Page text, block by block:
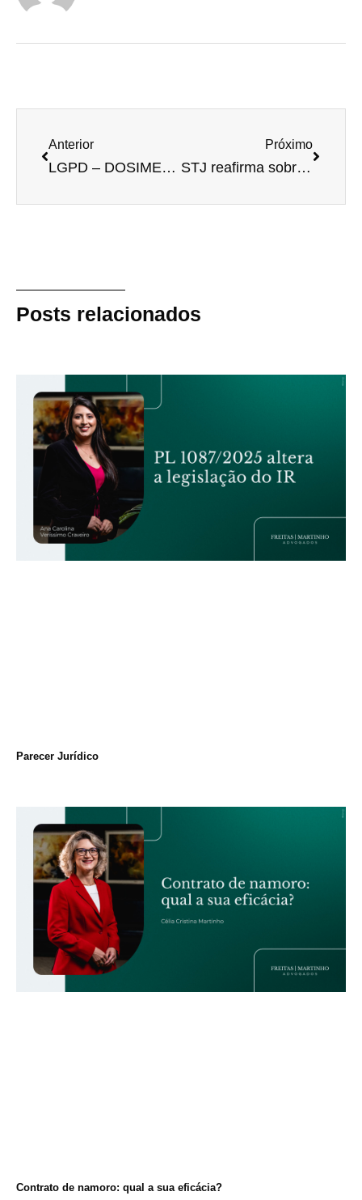
Anterior
LGPD – DOSIMETRIA DAS MULTAS
Próximo
STJ reafirma sobre a incidência de ISS na veiculação de publicidade em site
Posts relacionados
Parecer Jurídico
Contrato de namoro: qual a sua eficácia?